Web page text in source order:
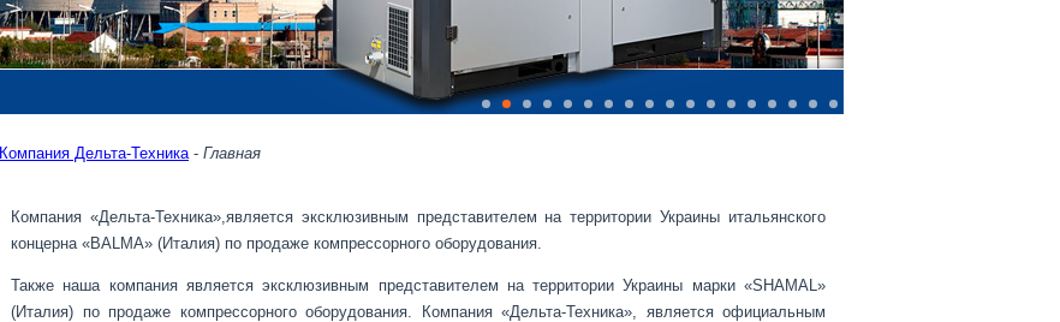
Компания Дельта-Техника- Главная
Компания «Дельта-Техника»,является эксклюзивным представителем на территории Украины итальянского
концерна «BALMA» (Италия) по продаже компрессорного оборудования.
Также наша компания является эксклюзивным представителем на территории Украины марки «SHAMAL»
(Италия) по продаже компрессорного оборудования. Компания «Дельта-Техника», является официальным